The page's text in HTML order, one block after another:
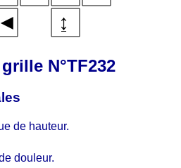
N°TF232
de hauteur.
douleur.